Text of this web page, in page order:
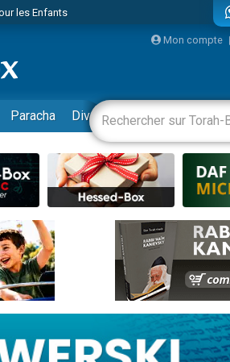
les Enfants
insalubre
Mon compte
Paracha Divertissements Livres